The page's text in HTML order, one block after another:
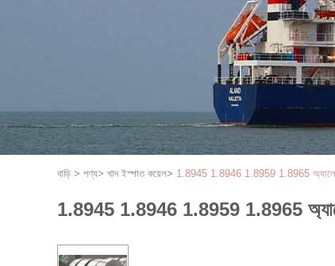
বাড়ি > পণ্য> খাদ ইস্পাত কয়েল> 1.8945 1.8946 1.8959 1.8965 অ্যালো
1.8945 1.8946 1.8959 1.8965 অ্যালো